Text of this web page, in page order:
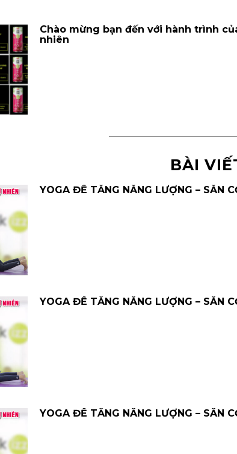
Chào mừng bạn đến với hành trình
nhiên
BÀI
YOGA ĐỂ TĂNG NĂNG LƯỢNG – SĂN
YOGA ĐỂ TĂNG NĂNG LƯỢNG – SĂN
YOGA ĐỂ TĂNG NĂNG LƯỢNG – SĂN